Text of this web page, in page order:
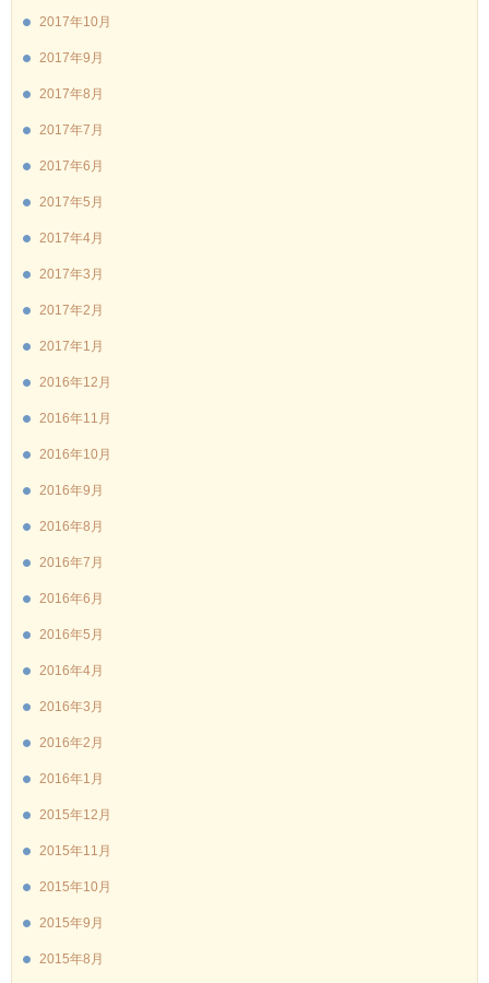
2017年10月
2017年9月
2017年8月
2017年7月
2017年6月
2017年5月
2017年4月
2017年3月
2017年2月
2017年1月
2016年12月
2016年11月
2016年10月
2016年9月
2016年8月
2016年7月
2016年6月
2016年5月
2016年4月
2016年3月
2016年2月
2016年1月
2015年12月
2015年11月
2015年10月
2015年9月
2015年8月